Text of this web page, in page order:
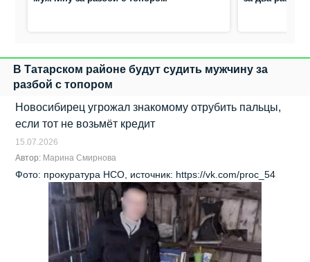
В Татарском районе будут судить мужчину за
разбой с топором
Новосибирец угрожал знакомому отрубить пальцы,
если тот не возьмёт кредит
15.07.2026
Автор: Марина Смирнова
Фото: прокуратура НСО, источник: https://vk.com/proc_54